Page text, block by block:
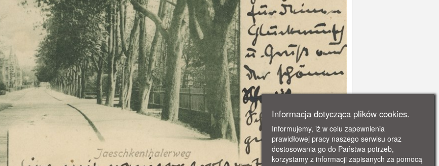
Informacja dotycząca plików cookies.
Informujemy, iż w celu zapewnienia
prawidłowej pracy naszego serwisu oraz
dostosowania go do Państwa potrzeb,
korzystamy z informacji zapisanych za pomocą